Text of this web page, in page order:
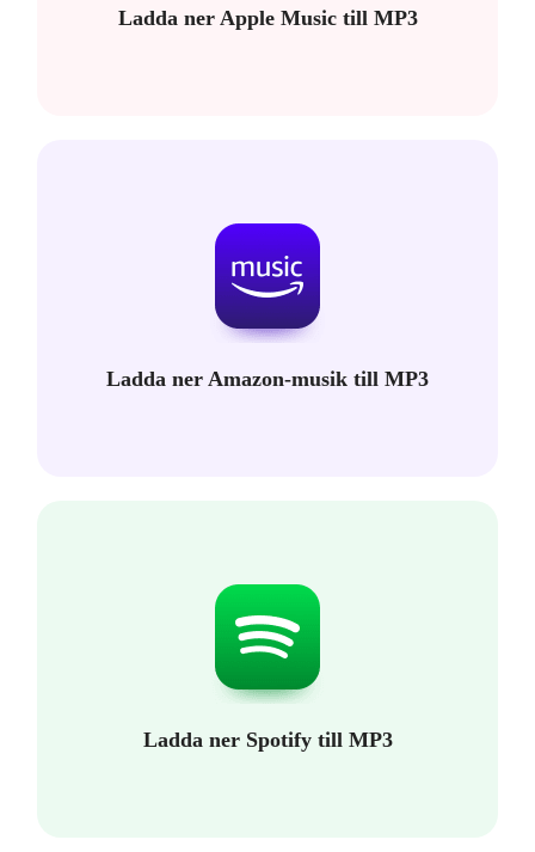
Ladda ner Apple Music till MP3
Ladda ner Amazon-musik till MP3
Ladda ner Spotify till MP3